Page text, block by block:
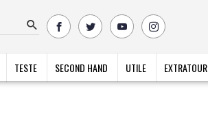
TESTE SECOND HAND UTILE EXTRATOUR